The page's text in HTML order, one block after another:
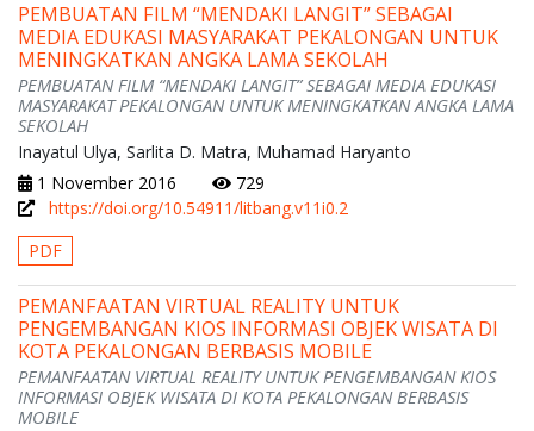
PEMBUATAN FILM “MENDAKI LANGIT” SEBAGAI
MEDIA EDUKASI MASYARAKAT PEKALONGAN UNTUK
MENINGKATKAN ANGKA LAMA SEKOLAH
PEMBUATAN FILM “MENDAKI LANGIT” SEBAGAI MEDIA EDUKASI
MASYARAKAT PEKALONGAN UNTUK MENINGKATKAN ANGKA LAMA
SEKOLAH
Inayatul Ulya, Sarlita D. Matra, Muhamad Haryanto
1 November 2016
729
https://doi.org/10.54911/litbang.v11i0.2
PDF
PEMANFAATAN VIRTUAL REALITY UNTUK
PENGEMBANGAN KIOS INFORMASI OBJEK WISATA DI
KOTA PEKALONGAN BERBASIS MOBILE
PEMANFAATAN VIRTUAL REALITY UNTUK PENGEMBANGAN KIOS
INFORMASI OBJEK WISATA DI KOTA PEKALONGAN BERBASIS
MOBILE